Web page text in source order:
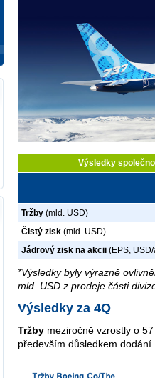
Výsledky
Tržby (mld. USD)
Čistý zisk (mld. USD)
Jádrový zisk na akcii (EPS,
*Výsledky byly výrazně
mld. USD z prodeje části
Výsledky za 4Q
Tržby meziročně vzrostly o
především důsledkem